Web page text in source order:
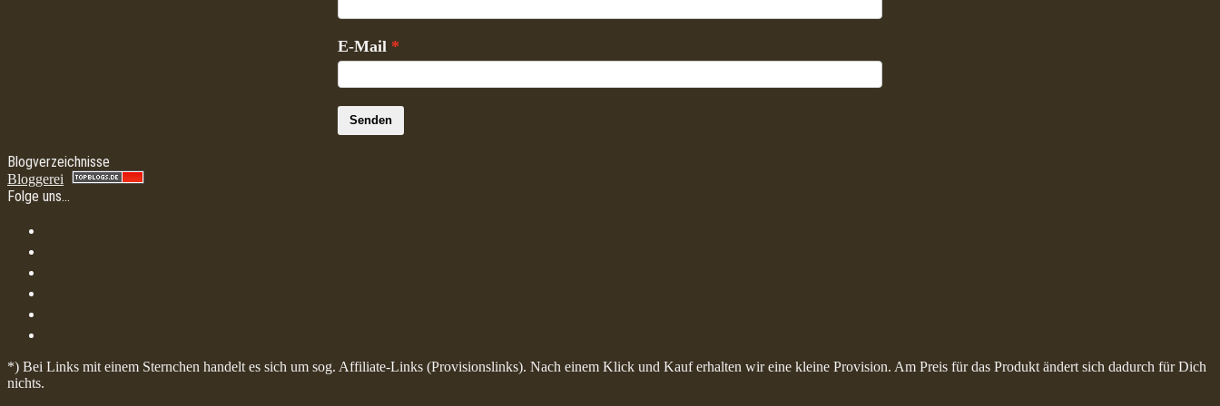
E-Mail
Senden
Blogverzeichnisse
Bloggerei
Folge uns…
*) Bei Links mit einem Sternchen handelt es sich um sog. Affiliate-Links (Provisionslinks). Nach einem Klick und Kauf erhalten wir eine kleine Provision. Am Preis für das Produkt ändert sich dadurch für Dich
nichts.